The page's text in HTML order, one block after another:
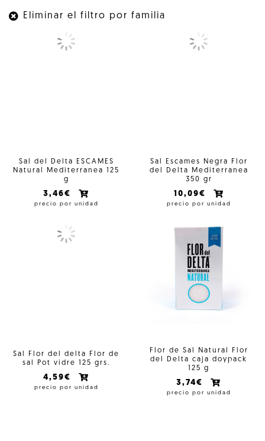
Eliminar el filtro por familia
Sal del Delta ESCAMES
Natural Mediterranea 125
g
3,46€
precio por unidad
Sal Escames Negra Flor
del Delta Mediterranea
350 gr
10,09€
precio por unidad
Sal Flor del delta Flor de
sal Pot vidre 125 grs.
4,59€
precio por unidad
Flor de Sal Natural Flor
del Delta caja doypack
125 g
3,74€
precio por unidad